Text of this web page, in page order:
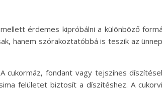
érdemes kipróbálni a különböző
hanem szórakoztatóbbá is teszik az
cukormáz, fondant vagy tejszínes
felületet biztosít a díszítéshez. A